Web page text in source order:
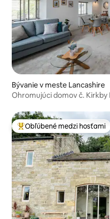
Bývanie v meste Lancashire
Ohromujúci domov č. Kirkby
Najobľúbenejšie medzi
Obľúbené medzi hosťami